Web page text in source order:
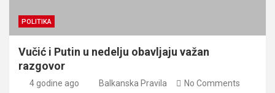
POLITIKA
Vučić i Putin u nedelju obavljaju važan
razgovor
4 godine ago Balkanska Pravila No Comments